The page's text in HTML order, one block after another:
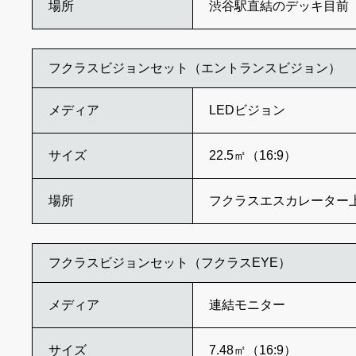
場所 渋谷駅直結のデッキ目前
フクラスビジョンセット（エントランスビジョン）
メディア LEDビジョン
サイズ 22.5㎡（16:9）
場所 フクラスエスカレーター
フクラスビジョンセット（フクラスEYE）
メディア 連結モニター
サイズ 7.48㎡（16:9）